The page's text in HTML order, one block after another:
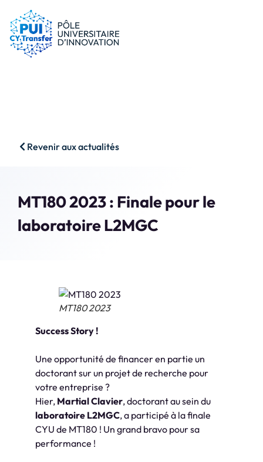
Revenir aux actualités
MT180 2023 : Finale pour le
laboratoire L2MGC
MT180 2023
Success Story !
Une opportunité de financer en partie un
doctorant sur un projet de recherche pour
votre entreprise ?
Hier, Martial Clavier, doctorant au sein du
laboratoire L2MGC, a participé à la finale
CYU de MT180 ! Un grand bravo pour sa
performance !